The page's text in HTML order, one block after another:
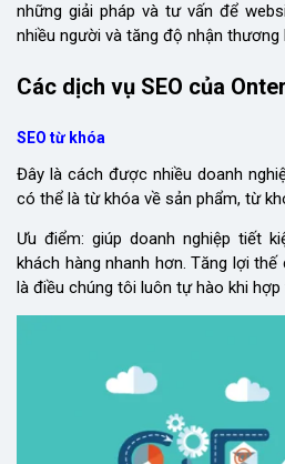
những giải pháp và tư vấn để
nhiều người và tăng độ nhận thương
Các dịch vụ SEO của Onter
SEO từ khóa
Đây là cách được nhiều doanh
có thể là từ khóa về sản phẩm, từ
Ưu điểm: giúp doanh nghiệp tiết
khách hàng nhanh hơn. Tăng lợi
là điều chúng tôi luôn tự hào khi